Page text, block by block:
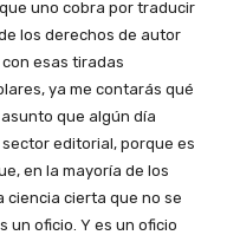
uno cobra por traducir
los derechos de autor
esas tiradas
ya me contarás qué
que algún día
editorial, porque es
en la mayoría de los
ciencia cierta que no se
un oficio. Y es un oficio